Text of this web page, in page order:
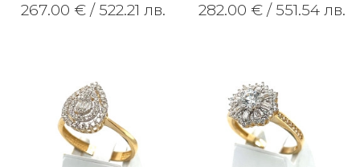
267.00 € / 522.21 лв. 282.00 € / 551.54 лв.